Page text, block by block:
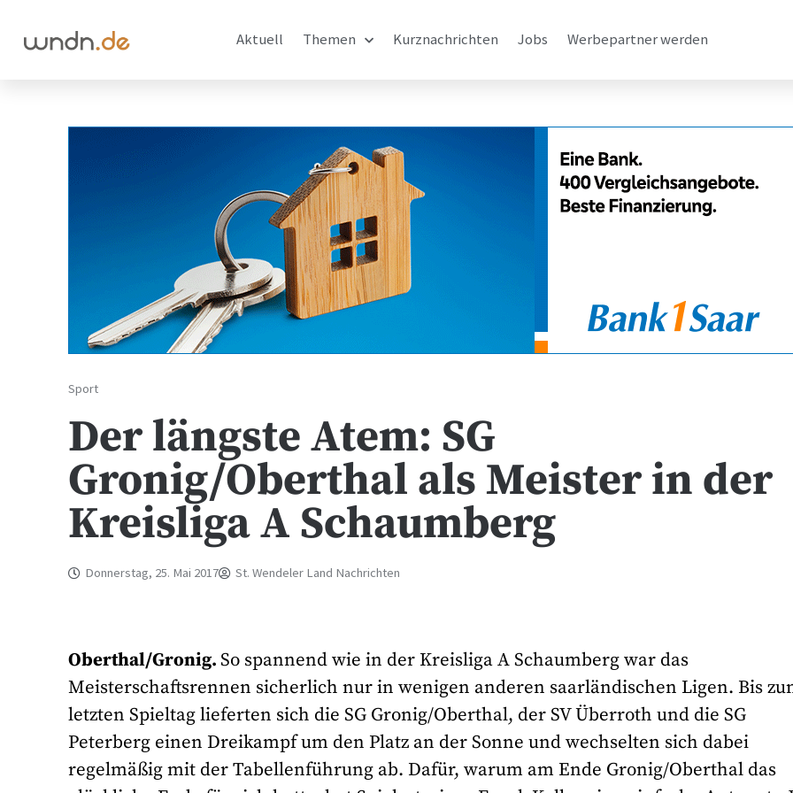
Aktuell Themen Kurznachrichten Jobs Werbepartner werden
Sport
Der längste Atem: SG
Gronig/Oberthal als Meister in der
Kreisliga A Schaumberg
Donnerstag, 25. Mai 2017 St. Wendeler Land Nachrichten
Oberthal/Gronig.So spannend wie in der Kreisliga A Schaumberg war das
Meisterschaftsrennen sicherlich nur in wenigen anderen saarländischen Ligen. Bis
letzten Spieltag lieferten sich die SG Gronig/Oberthal, der SV Überroth und die SG
Peterberg einen Dreikampf um den Platz an der Sonne und wechselten sich dabei
regelmäßig mit der Tabellenführung ab. Dafür, warum am Ende Gronig/Oberthal das